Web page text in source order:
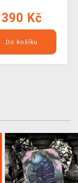
390 Kč
Do košíku